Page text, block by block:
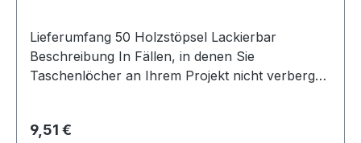
Lieferumfang 50 Holzstöpsel Lackierbar
Beschreibung In Fällen, in denen Sie
Taschenlöcher an Ihrem Projekt nicht verbergen
Holzstöpsel sind aus massivem Holz erhältlich
Regulärer Preis:
9,51 €